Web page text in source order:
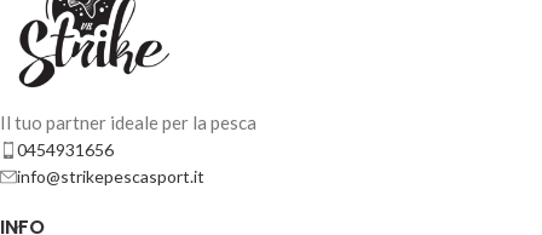
Il tuo partner ideale per la pesca
0454931656
info@strikepescasport.it
INFO